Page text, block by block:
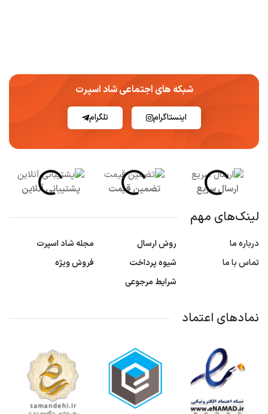
شبکه های اجتماعی شاد اسپرت
اینستاگرام تلگرام
ارسال سریع تضمین قیمت پشتیبانی آنلاین
لینک‌های مهم
درباره ما
تماس با ما
روش ارسال
شیوه پرداخت
شرایط مرجوعی
مجله شاد اسپرت
فروش ویژه
نمادهای اعتماد